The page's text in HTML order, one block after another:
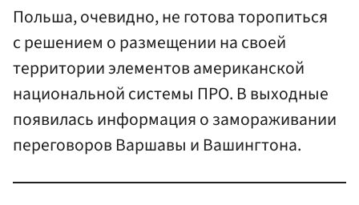
Польша, очевидно, не готова торопиться
с решением о размещении на своей
территории элементов американской
национальной системы ПРО. В выходные
появилась информация о замораживании
переговоров Варшавы и Вашингтона.